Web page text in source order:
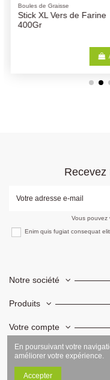
4,20 €
Prix Drive :
-5% 3,99 €
Maxi
Recevez
Vous pouvez
Enim quis fugiat consequat
Notre société
Produits
Votre compte
Informations
En poursuivant votre
améliorer votre expérience.
Accepter